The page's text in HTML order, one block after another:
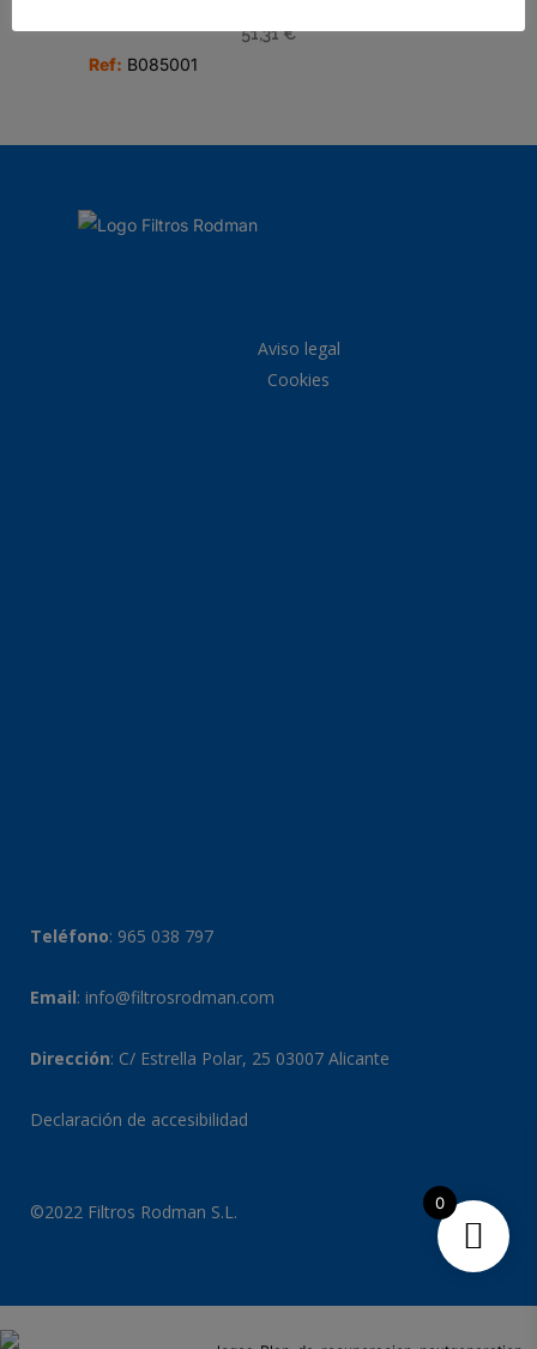
51,31€
Ref: B085001
Aviso legal
Cookies
Teléfono: 965 038 797
Email: info@filtrosrodman.com
Dirección: C/ Estrella Polar, 25 03007 Alicante
Declaración de accesibilidad
©2022 Filtros Rodman S.L. 0